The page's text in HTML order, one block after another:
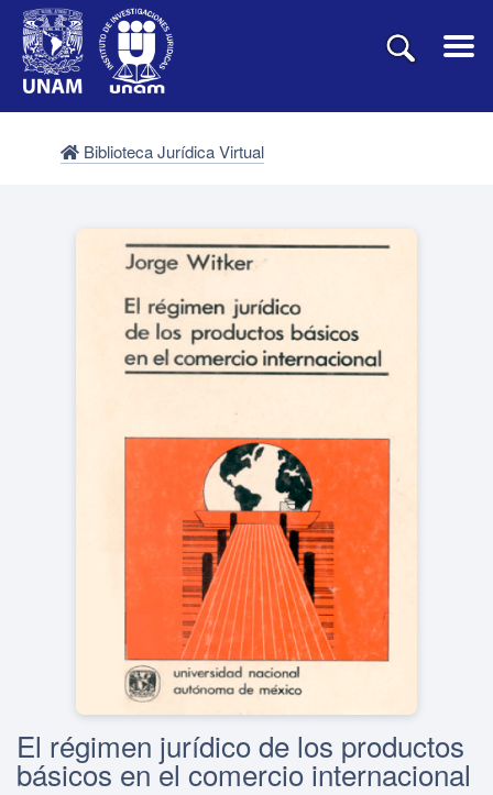
Biblioteca Jurídica Virtual
El régimen jurídico de los productos
básicos en el comercio internacional